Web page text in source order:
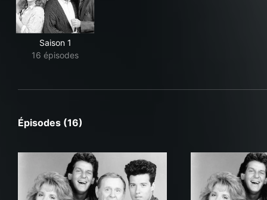
Saison 1
16 épisodes
Épisodes (16)